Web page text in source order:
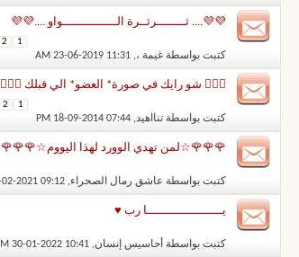
💜💜.... ثــــــــرثــرة الـــــــــــــــواو ....💜💜
كتبت بواسطة غيمة ،‏, 23-06-2019 11:31 AM
1
2
 شو رايك في صورة* العضو* الي قبلك 
كتبت بواسطة تنااهيد‏, 18-09-2014 07:44 PM
1
2
🌹🌹🌹☆لمن تهدي الوورد لهذا اليووم☆🌹🌹🌹
كتبت بواسطة عاشق رمال الصحراء‏, 01-02-2021 09:12 PM
يـــــــــــــــــــــا رب ♥️
كتبت بواسطة أحاسيس إنسان‏, 30-01-2022 10:41 PM